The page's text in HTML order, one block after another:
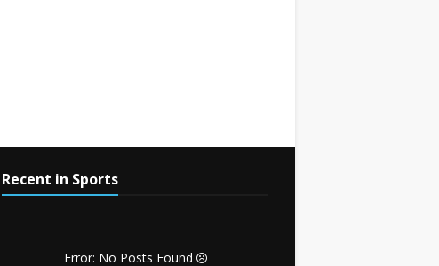
Recent in Sports
Error: No Posts Found